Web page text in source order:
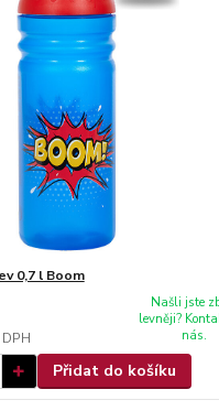
0,7 l Boom
Našli jste
levněji?
nás.
Přidat do košíku